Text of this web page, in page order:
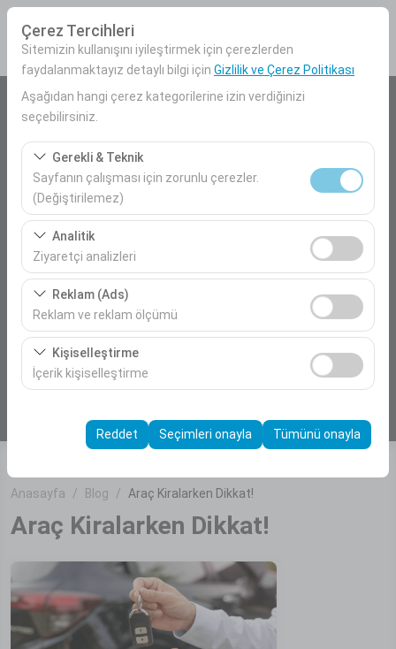
Çerez Tercihleri
Sitemizin kullanışını iyileştirmek için çerezlerden
faydalanmaktayız detaylı bilgi için Gizlilik ve Çerez Politikası
Aşağıdan hangi çerez kategorilerine izin verdiğinizi
seçebilirsiniz.
Gerekli & Teknik
Sayfanın çalışması için zorunlu çerezler.
(Değiştirilemez)
Bu çerezler sitenin doğru şekilde çalışması, güvenlik,
oturum yönetimi ve temel işlevler için gereklidir. Devre
dışı bırakılamaz.
Analitik
Ziyaretçi analizleri
Bu çerezler, sitemizin nasıl kullanıldığını (ziyaretçi sayısı,
en çok ziyaret edilen sayfalar, kullanıcı davranışları)
analiz etmemizi sağlar. Bu veriler, web sitesi
performansını ölçmek ve kullanıcı deneyimini sürekli
iyileştirmek için kullanılır.
Reklam (Ads)
Reklam ve reklam ölçümü
Bu çerezler, size ilgi alanlarınıza uygun kişiselleştirilmiş
reklamlar göstermemize ve reklam kampanyalarımızın
etkinliğini (gösterim sayısı, tıklama oranı) ölçmemize
Kişiselleştirme
İçerik kişiselleştirme
diğer yapılandırmalarınızı koruyarak, platformdaki
deneyiminizin tutarlılığını ve sürekliliğini sağlamak
Reddet Seçimleri onayla Tümünü onayla
Araç Alış Yeri
Mersin Havalimanı İç Hatlar
Farklı yerde bırakmak istiyorum
Araç Alım Tarihi
Araç Teslim Tarihi
Anasayfa Blog Araç Kiralarken Dikkat!
Araç Kiralarken Dikkat!